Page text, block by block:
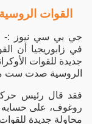
القوات
جي بي سي نيوز :-
في زابوريجيا أن
جديدة للقوات
الروسية صدت ست
فقد قال رئيس حركة
روغوف، على حسابه
محاولة جديدة